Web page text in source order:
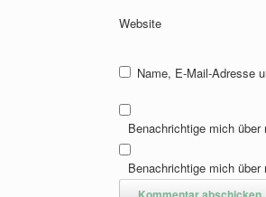
Website
Name, E-Mail-Adresse
Benachrichtige mich
Benachrichtige mich